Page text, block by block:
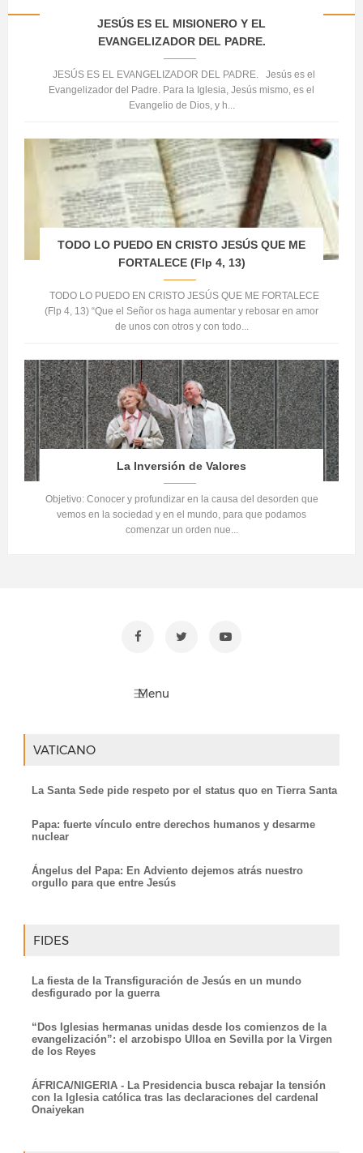
JESÚS ES EL MISIONERO Y EL
EVANGELIZADOR DEL PADRE.
JESÚS ES EL EVANGELIZADOR DEL PADRE. Jesús es el
Evangelizador del Padre. Para la Iglesia, Jesús mismo, es el
Evangelio de Dios, y h...
TODO LO PUEDO EN CRISTO JESÚS QUE ME
FORTALECE (Flp 4, 13)
TODO LO PUEDO EN CRISTO JESÚS QUE ME FORTALECE
(Flp 4, 13) “Que el Señor os haga aumentar y rebosar en amor
de unos con otros y con todo...
La Inversión de Valores
Objetivo: Conocer y profundizar en la causa del desorden que
vemos en la sociedad y en el mundo, para que podamos
comenzar un orden nue...
VATICANO
La Santa Sede pide respeto por el status quo en Tierra Santa
Papa: fuerte vínculo entre derechos humanos y desarme
nuclear
Ángelus del Papa: En Adviento dejemos atrás nuestro
orgullo para que entre Jesús
FIDES
La fiesta de la Transfiguración de Jesús en un mundo
desfigurado por la guerra
“Dos Iglesias hermanas unidas desde los comienzos de la
evangelización”: el arzobispo Ulloa en Sevilla por la Virgen
de los Reyes
ÁFRICA/NIGERIA - La Presidencia busca rebajar la tensión
con la Iglesia católica tras las declaraciones del cardenal
Onaiyekan